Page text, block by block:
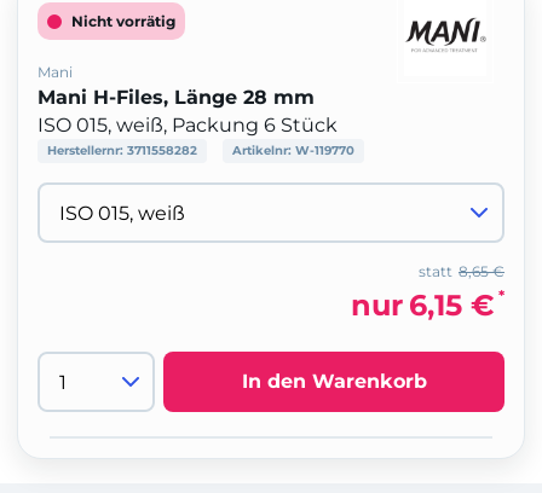
Nicht vorrätig
Mani
Mani H-Files, Länge 28 mm
ISO 015, weiß, Packung 6 Stück
Herstellernr: 3711558282 Artikelnr: W-119770
8,65 €
statt
nur 6,15 € *
In den Warenkorb